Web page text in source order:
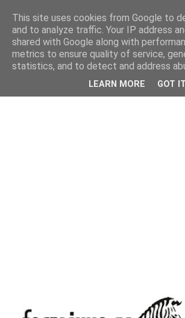
This site uses cookies from Google to
and to analyze traffic. Your IP address
shared with Google along with
metrics to ensure quality of service,
statistics, and to detect and address
LEARN MORE GOT IT